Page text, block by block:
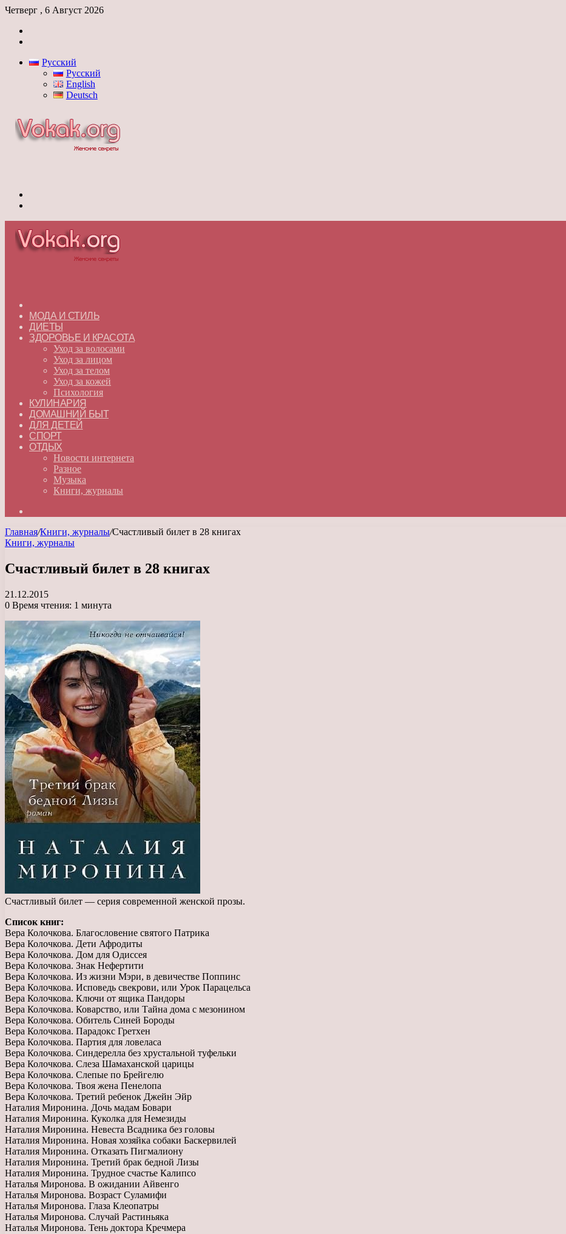
Четверг , 6 Август 2026
Русский
Русский
English
Deutsch
МОДА И СТИЛЬ
ДИЕТЫ
ЗДОРОВЬЕ И КРАСОТА
Уход за волосами
Уход за лицом
Уход за телом
Уход за кожей
Психология
КУЛИНАРИЯ
ДОМАШНИЙ БЫТ
ДЛЯ ДЕТЕЙ
СПОРТ
ОТДЫХ
Новости интернета
Разное
Музыка
Книги, журналы
Главная/Книги, журналы/Счастливый билет в 28 книгах
Книги, журналы
Счастливый билет в 28 книгах
21.12.2015
0 Время чтения: 1 минута
Счастливый билет — серия современной женской прозы.
Список книг:
Вера Колочкова. Благословение святого Патрика
Вера Колочкова. Дети Афродиты
Вера Колочкова. Дом для Одиссея
Вера Колочкова. Знак Нефертити
Вера Колочкова. Из жизни Мэри, в девичестве Поппинс
Вера Колочкова. Исповедь свекрови, или Урок Парацельса
Вера Колочкова. Ключи от ящика Пандоры
Вера Колочкова. Коварство, или Тайна дома с мезонином
Вера Колочкова. Обитель Синей Бороды
Вера Колочкова. Парадокс Гретхен
Вера Колочкова. Партия для ловеласа
Вера Колочкова. Синдерелла без хрустальной туфельки
Вера Колочкова. Слеза Шамаханской царицы
Вера Колочкова. Слепые по Брейгелю
Вера Колочкова. Твоя жена Пенелопа
Вера Колочкова. Третий ребенок Джейн Эйр
Наталия Миронина. Дочь мадам Бовари
Наталия Миронина. Куколка для Немезиды
Наталия Миронина. Невеста Всадника без головы
Наталия Миронина. Новая хозяйка собаки Баскервилей
Наталия Миронина. Отказать Пигмалиону
Наталия Миронина. Третий брак бедной Лизы
Наталия Миронина. Трудное счастье Калипсо
Наталья Миронова. В ожидании Айвенго
Наталья Миронова. Возраст Суламифи
Наталья Миронова. Глаза Клеопатры
Наталья Миронова. Случай Растиньяка
Наталья Миронова. Тень доктора Кречмера